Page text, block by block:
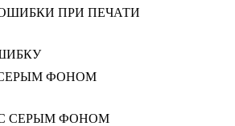
ПРИ ПЕЧАТИ
ФОНОМ